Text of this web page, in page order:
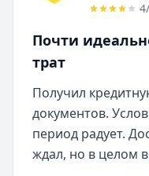
4
Почти
трат
Получил
документов.
период радует.
ждал, но в целом